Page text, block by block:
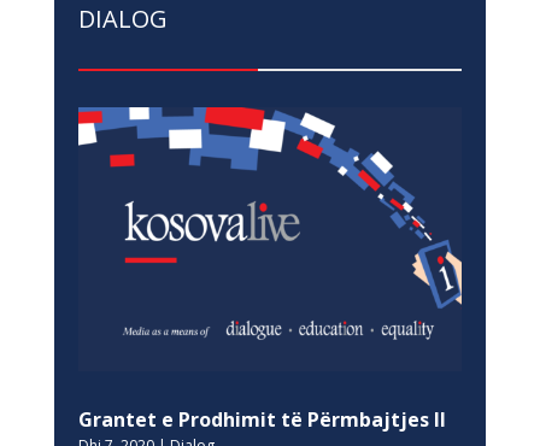
DIALOG
Grantet e Prodhimit të Përmbajtjes II